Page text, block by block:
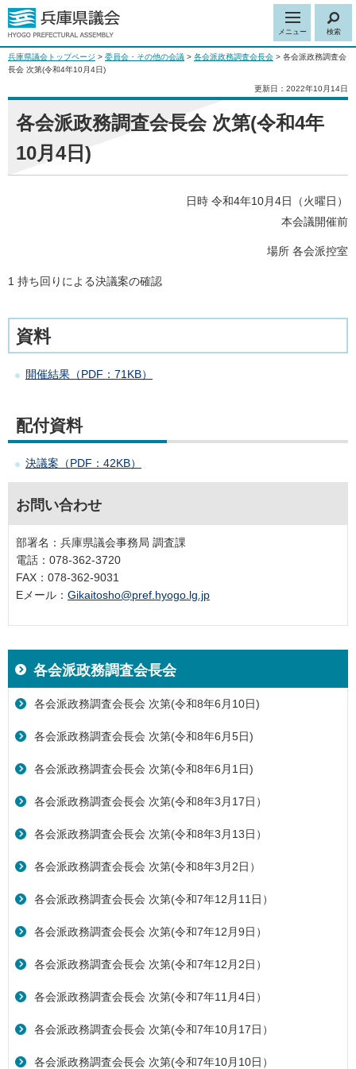
メニュー 検索
兵庫県議会トップページ > 委員会・その他の会議 > 各会派政務調査会長会 > 各会派政務調査会
長会 次第(令和4年10月4日)
更新日：2022年10月14日
各会派政務調査会長会 次第(令和4年
10月4日)
日時 令和4年10月4日（火曜日）
本会議開催前
場所 各会派控室
1 持ち回りによる決議案の確認
資料
開催結果（PDF：71KB）
配付資料
決議案（PDF：42KB）
お問い合わせ
部署名：兵庫県議会事務局 調査課
電話：078-362-3720
FAX：078-362-9031
Eメール： Gikaitosho@pref.hyogo.lg.jp
各会派政務調査会長会
各会派政務調査会長会 次第(令和8年6月10日)
各会派政務調査会長会 次第(令和8年6月5日)
各会派政務調査会長会 次第(令和8年6月1日)
各会派政務調査会長会 次第(令和8年3月17日）
各会派政務調査会長会 次第(令和8年3月13日）
各会派政務調査会長会 次第(令和8年3月2日）
各会派政務調査会長会 次第(令和7年12月11日）
各会派政務調査会長会 次第(令和7年12月9日）
各会派政務調査会長会 次第(令和7年12月2日）
各会派政務調査会長会 次第(令和7年11月4日）
各会派政務調査会長会 次第(令和7年10月17日）
各会派政務調査会長会 次第(令和7年10月10日）